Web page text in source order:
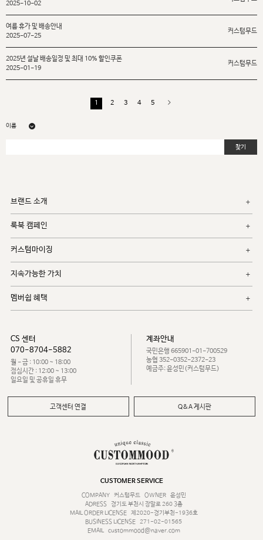
2025-10-02
커스텀무드
여름 휴가 및 배송안내
2025-07-25
커스텀무드
2025년 설날 배송일정 및 최대 10% 할인쿠폰
2025-01-19
1 2 3 4 5
찾기
브랜드 소개
룩북 캠페인
커스텀마이징
지속가능한 가치
멤버쉽 혜택
CS 센터
070-8704-5882
월 - 금 : 10:00 ~ 18:00
점심시간 : 12:00 ~ 13:00
일요일 및 공휴일 휴무
계좌안내
국민은행 665901-01-700529
농협 352-0352-2372-23
예금주: 윤성민(커스텀무드)
고객센터 연결 Q&A 게시판
CUSTOMER SERVICE
COMPANY
커스텀무드 OWNER
윤성민
ADRESS
경기도 부천시 장말로 260 3층
MAIL ORDER LICENSE
제2020-경기부천-1936호
BUSINESS LICENSE 271-02-01565
EMAIL
custommood@naver.com